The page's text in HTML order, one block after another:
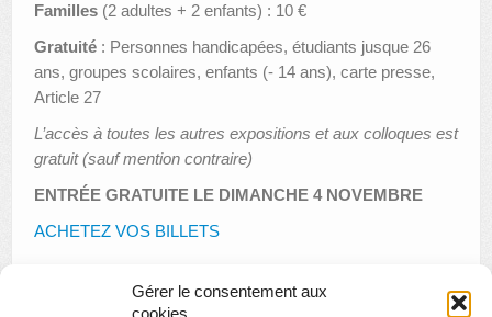
Gérer le consentement aux
cookies
Familles (2 adultes + 2 enfants) : 10 €
Gratuité : Personnes handicapées, étudiants jusque 26
ans, groupes scolaires, enfants (- 14 ans), carte presse,
Article 27
L’accès à toutes les autres expositions et aux colloques est
gratuit (sauf mention contraire)
ENTRÉE GRATUITE LE DIMANCHE 4 NOVEMBRE
ACHETEZ VOS BILLETS